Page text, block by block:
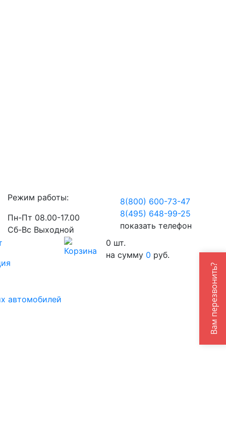
Режим работы:
Пн-Пт 08.00-17.00
Сб-Вс Выходной
8(800) 600-73-47
8(495) 648-99-25
показать телефон
0 шт.
на сумму 0 руб.
автомобилей
Вам перезвонить?